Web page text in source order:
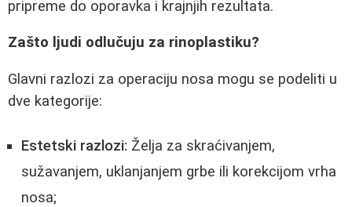
pripreme do oporavka i krajnjih rezultata.
Zašto ljudi odlučuju za rinoplastiku?
Glavni razlozi za operaciju nosa mogu se podeliti u
dve kategorije:
Estetski razlozi: Želja za skraćivanjem,
sužavanjem, uklanjanjem grbe ili korekcijom vrha
nosa;